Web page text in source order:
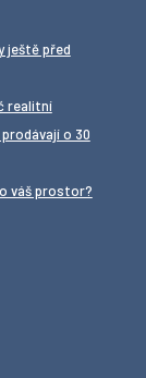
ještě před
realitní
o 30
váš prostor?